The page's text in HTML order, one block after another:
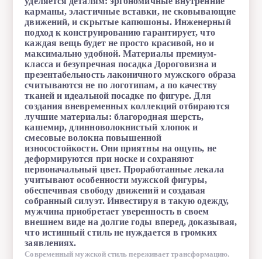
основе лежат фундаментальные ценности стиля – статус,
комфорт и функциональность.
Ярким воплощением этой философии является немецкий бренд
https://hcmoda.ru/brands/bugatti/catalog. Одежда этой марки
создается для тех, кто ценит европейские традиции, лаконичность и
технологическое превосходство. Вместо погони за мимолетным
хайпом бренд концентрируется на создании вещей «вне времени».
Такой гардероб работает на своего владельца в любой ситуации, будь
то деловые переговоры, загородная поездка или неформальная
встреча.
Сила умеренности – почему классика
побеждает хайп
Попытки угнаться за каждым трендом приводят к тому, что гардероб
выглядит перегруженным, а вещи быстро теряют вид.
Консервативный, но современный подход предлагает гораздо более
устойчивую альтернативу.
Отказ от погони за трендами работает сразу по нескольким причинам:
карманы, эластичные вставки, не сковывающие
движений, и скрытые капюшоны. Инженерный
подход к конструированию гарантирует, что
каждая вещь будет не просто красивой, но и
максимально удобной. Материалы премиум-
класса и безупречная посадка Дороговизна и
презентабельность лаконичного мужского образа
считываются не по логотипам, а по качеству
тканей и идеальной посадке по фигуре. Для
создания вневременных коллекций отбираются
лучшие материалы: благородная шерсть,
кашемир, длинноволокнистый хлопок и
смесовые волокна повышенной
износостойкости. Они приятны на ощупь, не
деформируются при носке и сохраняют
первоначальный цвет. Проработанные лекала
учитывают особенности мужской фигуры,
обеспечивая свободу движений и создавая
собранный силуэт. Инвестируя в такую одежду,
мужчина приобретает уверенность в своем
внешнем виде на долгие годы вперед, доказывая,
что истинный стиль не нуждается в громких
заявлениях.
Современный мужской стиль переживает трансформацию.